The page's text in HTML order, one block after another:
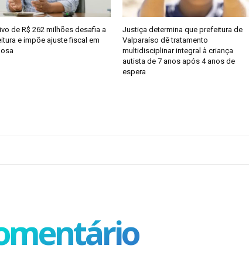
de R$ 262 milhões desafia a
e impõe ajuste fiscal em
Justiça determina que prefeitura de
Valparaíso dê tratamento
multidisciplinar integral à criança
autista de 7 anos após 4 anos de
espera